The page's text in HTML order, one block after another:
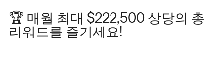
🏆 매월 최대 $222,500 상당의 총
리워드를 즐기세요!